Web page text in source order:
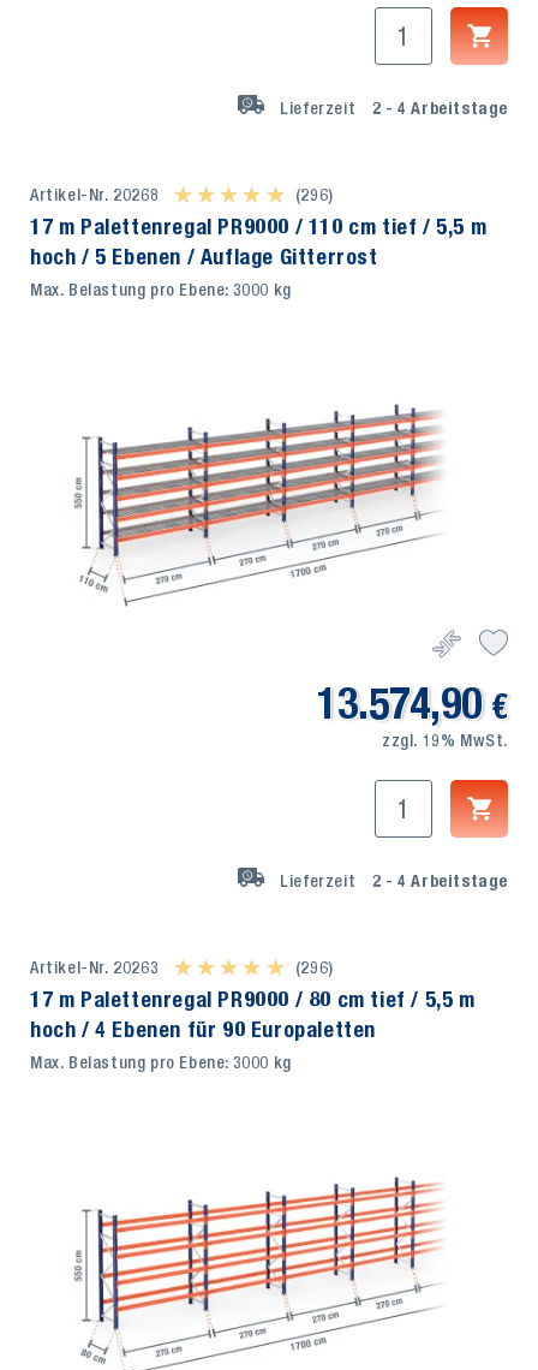
Lieferzeit 2 - 4 Arbeitstage
Artikel-Nr. 20268 ★ ★ ★ ★ ★
★ ★ ★ ★ ★ (296)
17 m Palettenregal PR9000 / 110 cm tief / 5,5 m
hoch / 5 Ebenen / Auflage Gitterrost
Max. Belastung pro Ebene: 3000 kg
13.574,90 €
zzgl. 19% MwSt.
Lieferzeit 2 - 4 Arbeitstage
Artikel-Nr. 20263 ★ ★ ★ ★ ★
★ ★ ★ ★ ★ (296)
17 m Palettenregal PR9000 / 80 cm tief / 5,5 m
hoch / 4 Ebenen für 90 Europaletten
Max. Belastung pro Ebene: 3000 kg